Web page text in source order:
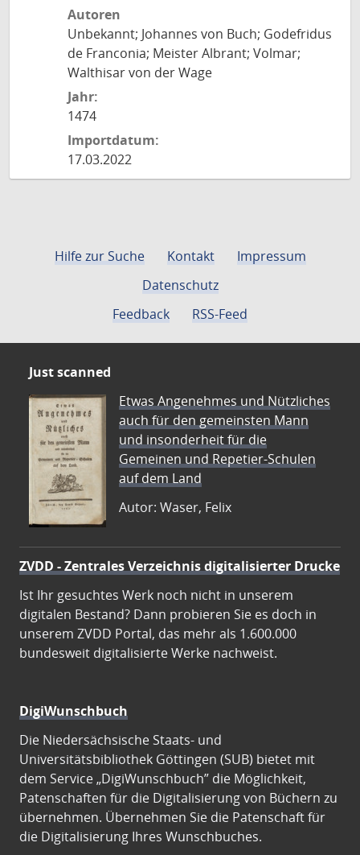
Autoren
Unbekannt; Johannes von Buch; Godefridus
de Franconia; Meister Albrant; Volmar;
Walthisar von der Wage
Jahr:
1474
Importdatum:
17.03.2022
Hilfe zur Suche Kontakt
Impressum
Datenschutz
Feedback
RSS-Feed
Just scanned
Etwas Angenehmes und Nützliches
auch für den gemeinsten Mann
und insonderheit für die
Gemeinen und Repetier-Schulen
auf dem Land
Autor: Waser, Felix
ZVDD - Zentrales Verzeichnis digitalisierter Drucke
Ist Ihr gesuchtes Werk noch nicht in unserem
digitalen Bestand? Dann probieren Sie es doch in
unserem ZVDD Portal, das mehr als 1.600.000
bundesweit digitalisierte Werke nachweist.
DigiWunschbuch
Die Niedersächsische Staats- und
Universitätsbibliothek Göttingen (SUB) bietet mit
dem Service „DigiWunschbuch” die Möglichkeit,
Patenschaften für die Digitalisierung von Büchern zu
übernehmen. Übernehmen Sie die Patenschaft für
die Digitalisierung Ihres Wunschbuches.